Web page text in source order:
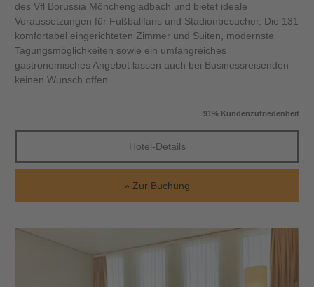
des Vfl Borussia Mönchengladbach und bietet ideale
Voraussetzungen für Fußballfans und Stadionbesucher. Die 131
komfortabel eingerichteten Zimmer und Suiten, modernste
Tagungsmöglichkeiten sowie ein umfangreiches
gastronomisches Angebot lassen auch bei Businessreisenden
keinen Wunsch offen.
91% Kundenzufriedenheit
Hotel-Details
Zur Buchung